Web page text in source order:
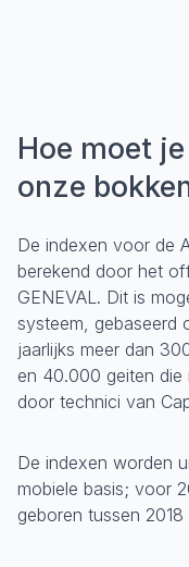
Hoe moet
onze
De indexen voor de
berekend door het
GENEVAL. Dit is
systeem, gebaseerd
jaarlijks meer dan
en 40.000 geiten
door technici van
De indexen worden
mobiele basis; voor
geboren tussen 2018